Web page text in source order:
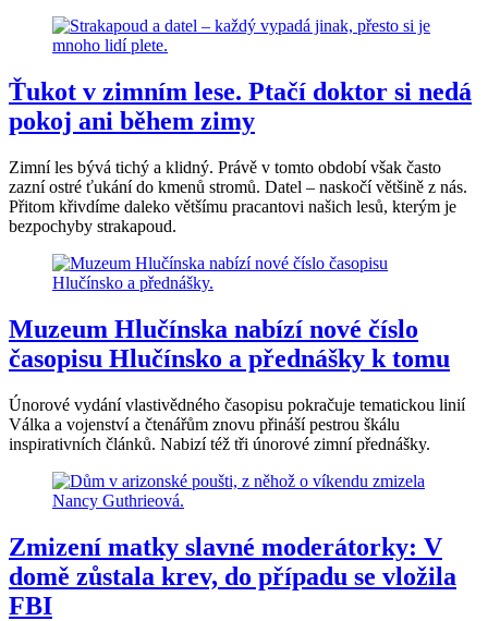
Ťukot v zimním lese. Ptačí doktor si nedá
pokoj ani během zimy
Zimní les bývá tichý a klidný. Právě v tomto období však často
zazní ostré ťukání do kmenů stromů. Datel – naskočí většině z nás.
Přitom křivdíme daleko většímu pracantovi našich lesů, kterým je
bezpochyby strakapoud.
Muzeum Hlučínska nabízí nové číslo
časopisu Hlučínsko a přednášky k tomu
Únorové vydání vlastivědného časopisu pokračuje tematickou linií
Válka a vojenství a čtenářům znovu přináší pestrou škálu
inspirativních článků. Nabizí též tři únorové zimní přednášky.
Zmizení matky slavné moderátorky: V
domě zůstala krev, do případu se vložila
FBI